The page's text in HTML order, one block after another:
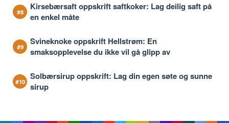
Kirsebærsaft oppskrift saftkoker: Lag deilig saft på
en enkel måte
Svineknoke oppskrift Hellstrøm: En
smaksopplevelse du ikke vil gå glipp av
Solbærsirup oppskrift: Lag din egen søte og sunne
sirup